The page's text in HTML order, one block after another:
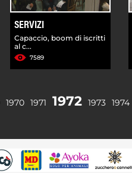
SERVIZI
Capaccio, boom di iscritti
al c...
7589
1970 1971 1972 1973 1974